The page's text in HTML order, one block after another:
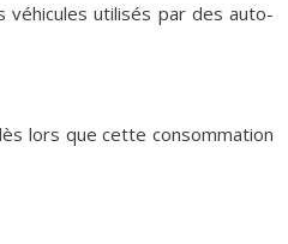
véhicules utilisés par des auto-
lors que cette consommation